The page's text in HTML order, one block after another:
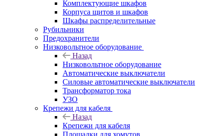
Комплектующие шкафов
Корпуса щитов и шкафов
Шкафы распределительные
Рубильники
Предохранители
Низковольтное оборудование
Назад
Низковольтное оборудование
Автоматические выключатели
Силовые автоматические выключатели
Трансформатор тока
УЗО
Крепежи для кабеля
Назад
Крепежи для кабеля
Площадки для хомутов